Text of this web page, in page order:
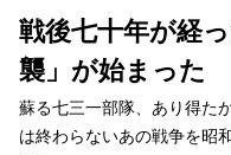
戦後七十年が経
襲」が始まった
蘇る七三一部隊、あり得た
は終わらないあの戦争を昭